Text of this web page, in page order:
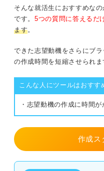
そんな就活生におすすめなの
です。 5つの質問に答えるだ
ます。
できた志望動機をさらにブ
の作成時間を短縮させられま
こんな人にツールはおすす
・志望動機の作成に時間が
作成ス
①共感したという事実だ
②他社でも言える内容にし
③一字一句正確に引用する
④企業理念の意味を正確に
企業理念を軸にした志
に仕上げよう